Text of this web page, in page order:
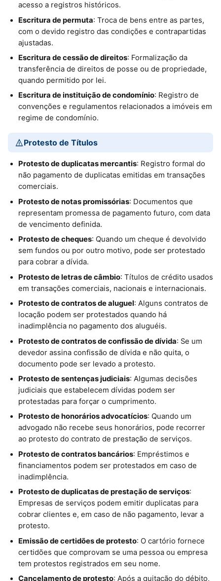
acesso a registros históricos.
Escritura de permuta: Troca de bens entre as partes,
com o devido registro das condições e contrapartidas
ajustadas.
Escritura de cessão de direitos: Formalização da
transferência de direitos de posse ou de propriedade,
quando permitido por lei.
Escritura de instituição de condomínio: Registro de
convenções e regulamentos relacionados a imóveis em
regime de condomínio.
Protesto de Títulos
Protesto de duplicatas mercantis: Registro formal do
não pagamento de duplicatas emitidas em transações
comerciais.
Protesto de notas promissórias: Documentos que
representam promessa de pagamento futuro, com data
de vencimento definida.
Protesto de cheques: Quando um cheque é devolvido
sem fundos ou por outro motivo, pode ser protestado
para cobrar a dívida.
Protesto de letras de câmbio: Títulos de crédito usados
em transações comerciais, nacionais e internacionais.
Protesto de contratos de aluguel: Alguns contratos de
locação podem ser protestados quando há
inadimplência no pagamento dos aluguéis.
Protesto de contratos de confissão de dívida: Se um
devedor assina confissão de dívida e não quita, o
documento pode ser levado a protesto.
Protesto de sentenças judiciais: Algumas decisões
judiciais que estabelecem dívidas podem ser
protestadas para forçar o cumprimento.
Protesto de honorários advocatícios: Quando um
advogado não recebe seus honorários, pode recorrer
ao protesto do contrato de prestação de serviços.
Protesto de contratos bancários: Empréstimos e
financiamentos podem ser protestados em caso de
inadimplência.
Protesto de duplicatas de prestação de serviços:
Empresas de serviços podem emitir duplicatas para
cobrar clientes e, em caso de não pagamento, levar a
protesto.
Emissão de certidões de protesto: O cartório fornece
certidões que comprovam se uma pessoa ou empresa
tem protestos registrados em seu nome.
Cancelamento de protesto: Após a quitação do débito,